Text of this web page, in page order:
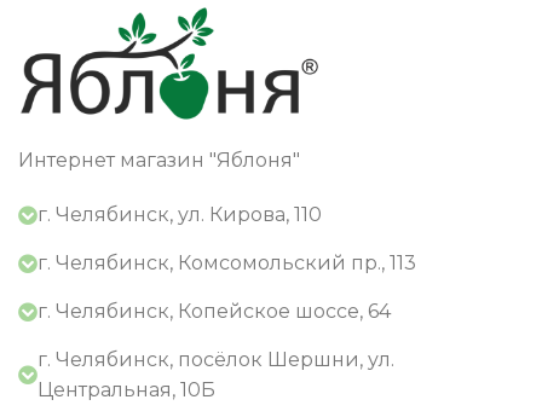
Интернет магазин "Яблоня"
г. Челябинск, ул. Кирова, 110
г. Челябинск, Комсомольский пр., 113
г. Челябинск, Копейское шоссе, 64
г. Челябинск, посёлок Шершни, ул.
Центральная, 10Б